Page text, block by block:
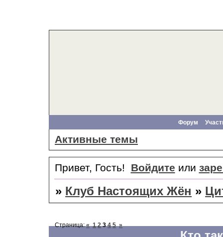
Форум
Активные темы
Привет, Гость! Войдите или
» Клуб Настоящих Жён »
Страница:« 1 2 3 4 5 »